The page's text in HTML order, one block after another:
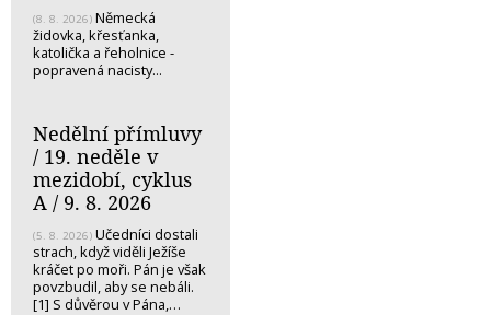
(8. 8. 2026) Německá
židovka, křesťanka,
katolička a řeholnice -
popravená nacisty...
Nedělní přímluvy
/ 19. neděle v
mezidobí, cyklus
A / 9. 8. 2026
(5. 8. 2026) Učedníci dostali
strach, když viděli Ježíše
kráčet po moři. Pán je však
povzbudil, aby se nebáli.
[1] S důvěrou v Pána,…